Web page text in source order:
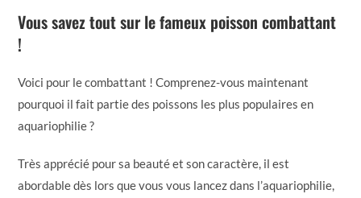
Vous savez tout sur le fameux poisson combattant
!
Voici pour le combattant ! Comprenez-vous maintenant
pourquoi il fait partie des poissons les plus populaires en
aquariophilie ?
Très apprécié pour sa beauté et son caractère, il est
abordable dès lors que vous vous lancez dans l’aquariophilie,